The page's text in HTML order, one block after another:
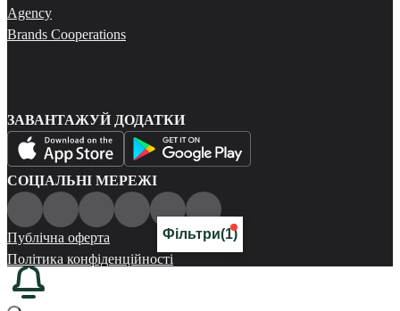
Фільтри(1)
Agency
Brands Cooperations
ЗАВАНТАЖУЙ ДОДАТКИ
СОЦІАЛЬНІ МЕРЕЖІ
Публічна оферта
Політика конфіденційності
Карта сайту
© 2026 Всі права захищені